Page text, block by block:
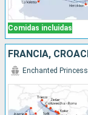
Comidas incluidas
Enchanted Princess